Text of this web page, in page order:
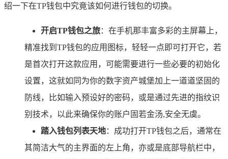
绍一下在TP钱包中究竟该如何进行钱包的切换。
开启TP钱包之旅：在手机那丰富多彩的主屏幕上，
精准找到TP钱包的应用图标，轻轻一点即可打开它，若
是首次打开这款应用，可能需要进行一些必要的初始化
设置，这就如同为你的数字资产城堡加上一道道坚固的
防线，比如输入预设好的密码，或是通过先进的指纹识
别技术，以此来确保你的账户固若金汤,安全无虞。
踏入钱包列表天地：成功打开TP钱包之后，通常在
其简洁大气的主界面的左上角，亦或是底部导航栏中，